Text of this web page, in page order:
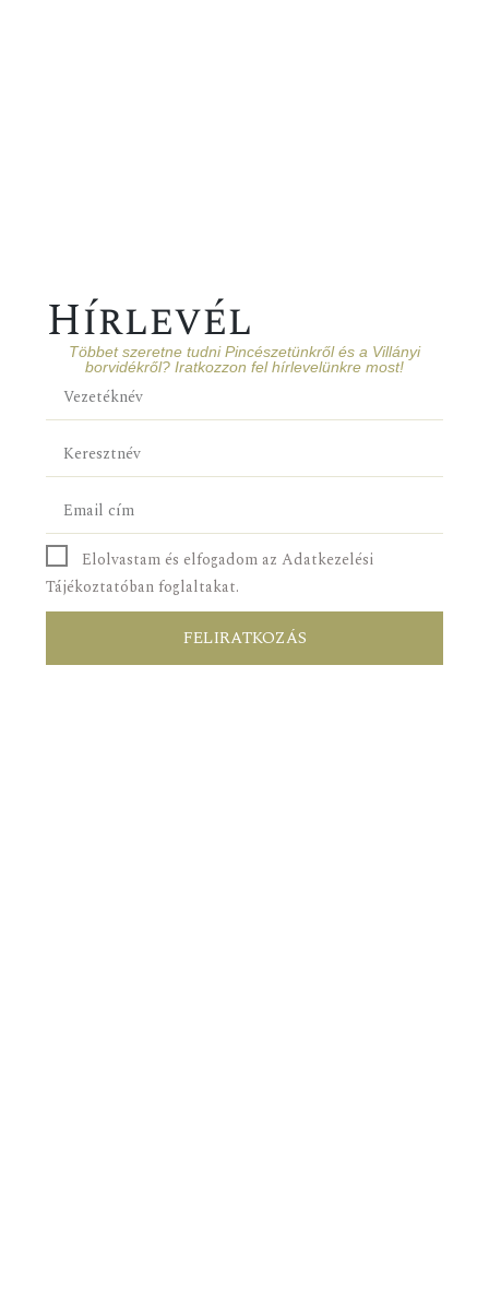
Hírlevél
Többet szeretne tudni Pincészetünkről és a Villányi
borvidékről? Iratkozzon fel hírlevelünkre most!
Elolvastam és elfogadom az Adatkezelési
Tájékoztatóban foglaltakat.
FELIRATKOZÁS